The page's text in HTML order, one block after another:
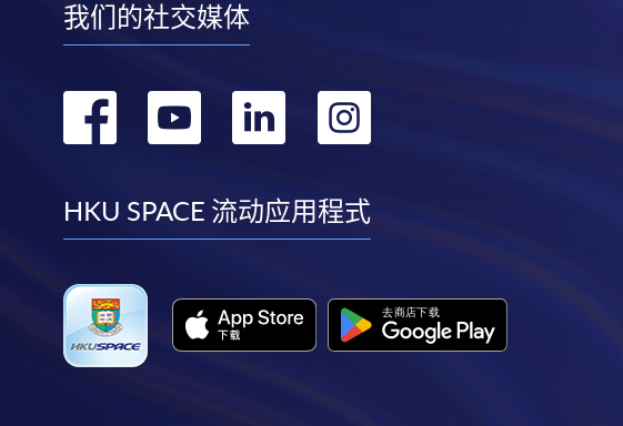
我们的社交媒体
转
facebook
转
youtube
转
linkedin
转
instagram
HKU SPACE 流动应用程式